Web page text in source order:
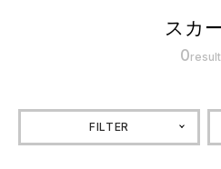
スカ
0
FILTER